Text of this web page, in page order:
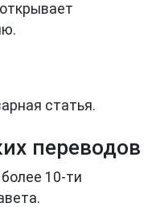
статья.
переводов
10-ти